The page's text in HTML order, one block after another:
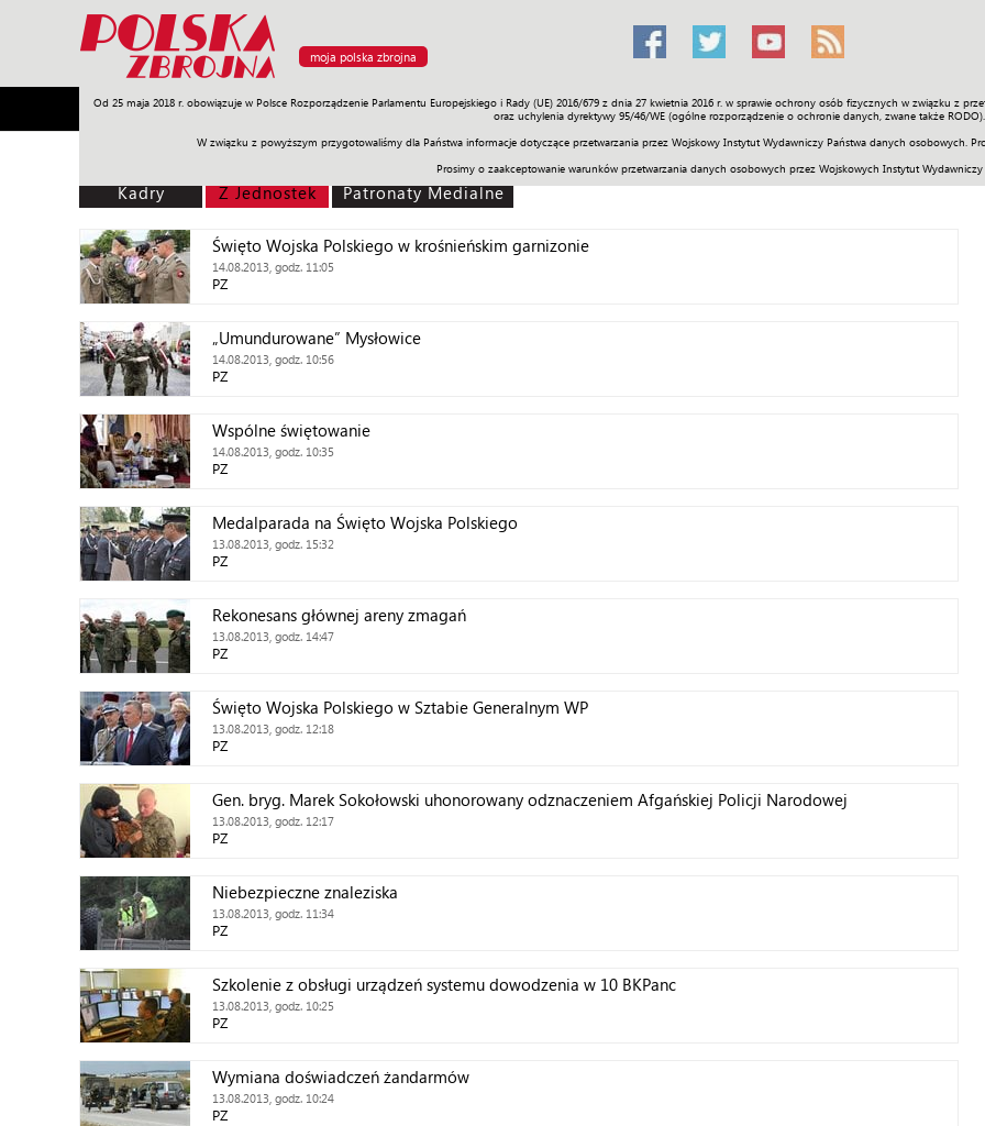
moja polska zbrojna
Od 25 maja 2018 r. obowiązuje w Polsce Rozporządzenie Parlamentu Europejskiego i Rady (UE) 2016/679 z dnia 27 kwietnia 2016 r. w sprawie ochrony osób fizycznych w związku z
oraz uchylenia dyrektywy 95/46/WE (ogólne rozporządzenie o ochronie danych, zwane także RODO).
W związku z powyższym przygotowaliśmy dla Państwa informacje dotyczące przetwarzania przez Wojskowy Instytut Wydawniczy Państwa danych osobowych.
Prosimy o zaakceptowanie warunków przetwarzania danych osobowych przez Wojskowych Instytut Wydawniczy
Armia Poligon Sprzęt Misje Polityka Prawo Świat Społeczność Sport Historia Galerie Wideo
Kadry Z Jednostek Patronaty Medialne
Święto Wojska Polskiego w krośnieńskim garnizonie
14.08.2013, godz. 11:05
PZ
„Umundurowane” Mysłowice
14.08.2013, godz. 10:56
PZ
Wspólne świętowanie
14.08.2013, godz. 10:35
PZ
Medalparada na Święto Wojska Polskiego
13.08.2013, godz. 15:32
PZ
Rekonesans głównej areny zmagań
13.08.2013, godz. 14:47
PZ
Święto Wojska Polskiego w Sztabie Generalnym WP
13.08.2013, godz. 12:18
PZ
Gen. bryg. Marek Sokołowski uhonorowany odznaczeniem Afgańskiej Policji Narodowej
13.08.2013, godz. 12:17
PZ
Niebezpieczne znaleziska
13.08.2013, godz. 11:34
PZ
Szkolenie z obsługi urządzeń systemu dowodzenia w 10 BKPanc
13.08.2013, godz. 10:25
PZ
Wymiana doświadczeń żandarmów
13.08.2013, godz. 10:24
PZ